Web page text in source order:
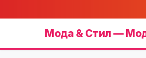
Мода & Стил —